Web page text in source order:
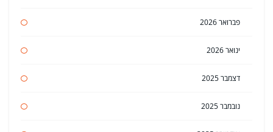
פברואר 2026
ינואר 2026
דצמבר 2025
נובמבר 2025